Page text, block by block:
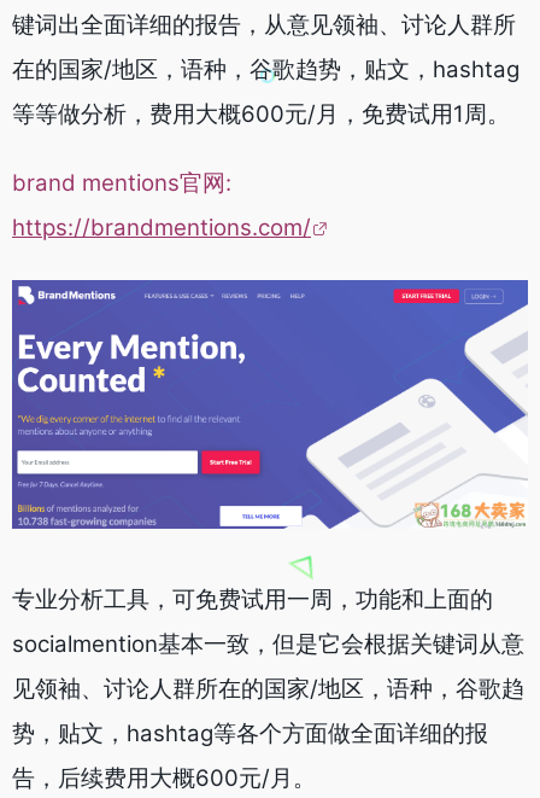
键词出全面详细的报告，从意见领袖、讨论人群所
在的国家/地区，语种，谷歌趋势，贴文，hashtag
等等做分析，费用大概600元/月，免费试用1周。
brand mentions官网:
https://brandmentions.com/
专业分析工具，可免费试用一周，功能和上面的
socialmention基本一致，但是它会根据关键词从意
见领袖、讨论人群所在的国家/地区，语种，谷歌趋
势，贴文，hashtag等各个方面做全面详细的报
告，后续费用大概600元/月。